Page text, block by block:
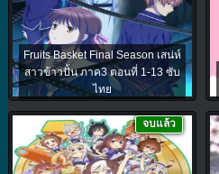
Fruits Basket Final Season เสน่ห์
สาวข้าวปั้น ภาค3 ตอนที่ 1-13 ซับ
ไทย
จบแล้ว